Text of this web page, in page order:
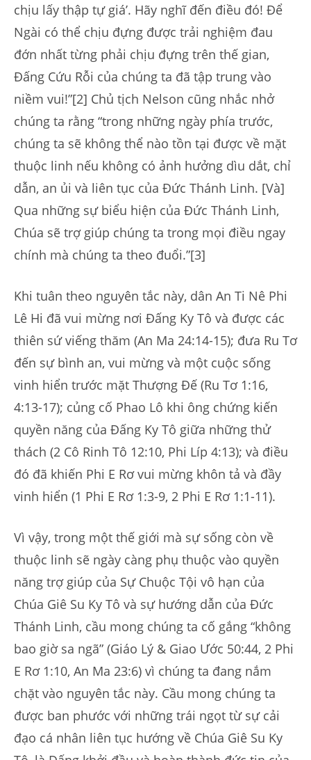
chịu lấy thập tự giá’. Hãy nghĩ đến điều đó! Để
Ngài có thể chịu đựng được trải nghiệm đau
đớn nhất từng phải chịu đựng trên thế gian,
Đấng Cứu Rỗi của chúng ta đã tập trung vào
niềm vui!”[2] Chủ tịch Nelson cũng nhắc nhở
chúng ta rằng “trong những ngày phía trước,
chúng ta sẽ không thể nào tồn tại được về mặt
thuộc linh nếu không có ảnh hưởng dìu dắt, chỉ
dẫn, an ủi và liên tục của Đức Thánh Linh. [Và]
Qua những sự biểu hiện của Đức Thánh Linh,
Chúa sẽ trợ giúp chúng ta trong mọi điều ngay
chính mà chúng ta theo đuổi.”[3]
Khi tuân theo nguyên tắc này, dân An Ti Nê Phi
Lê Hi đã vui mừng nơi Đấng Ky Tô và được các
thiên sứ viếng thăm (An Ma 24:14-15); đưa Ru Tơ
đến sự bình an, vui mừng và một cuộc sống
vinh hiển trước mặt Thượng Đế (Ru Tơ 1:16,
4:13-17); củng cố Phao Lô khi ông chứng kiến ​​
quyền năng của Đấng Ky Tô giữa những thử
thách (2 Cô Rinh Tô 12:10, Phi Líp 4:13); và điều
đó đã khiến Phi E Rơ vui mừng khôn tả và đầy
vinh hiển (1 Phi E Rơ 1:3-9, 2 Phi E Rơ 1:1-11).
Vì vậy, trong một thế giới mà sự sống còn về
thuộc linh sẽ ngày càng phụ thuộc vào quyền
năng trợ giúp của Sự Chuộc Tội vô hạn của
Chúa Giê Su Ky Tô và sự hướng dẫn của Đức
Thánh Linh, cầu mong chúng ta cố gắng “không
bao giờ sa ngã” (Giáo Lý & Giao Ước 50:44, 2 Phi
E Rơ 1:10, An Ma 23:6) vì chúng ta đang nắm
chặt vào nguyên tắc này. Cầu mong chúng ta
được ban phước với những trái ngọt từ sự cải
đạo cá nhân liên tục hướng về Chúa Giê Su Ky